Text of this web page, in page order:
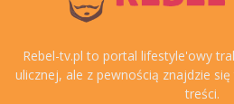
Rebel-tv.pl to portal lifestyle'owy
ulicznej, ale z pewnością znajdzie
treści.